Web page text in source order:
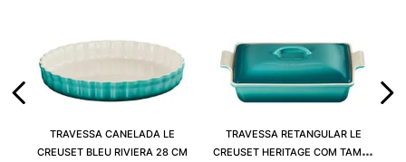
TRAVESSA CANELADA LE
CREUSET BLEU RIVIERA 28 CM
TRAVESSA RETANGULAR LE
CREUSET HERITAGE COM TAMPA